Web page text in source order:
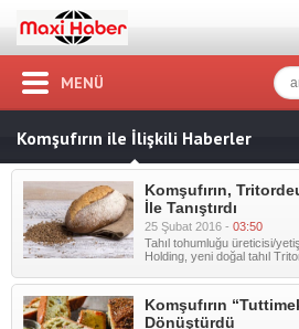
MENÜ
Komşufırın ile İlişkili Haberler
Komşufırın,
İle Tanıştırdı
25 Şubat 2016 - 03:50
Tahıl tohumluğu üreticisi/
Holding, yeni doğal tahıl
Komşufırın
Dönüştürdü